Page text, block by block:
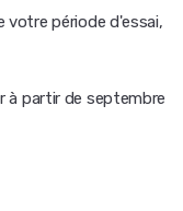
votre période d'essai,
à partir de septembre